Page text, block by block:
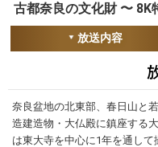
古都奈良の文化財 〜 8K
放送内容
奈良盆地の北東部、春日山と
造建造物・大仏殿に鎮座する
は東大寺を中心に1年を通し